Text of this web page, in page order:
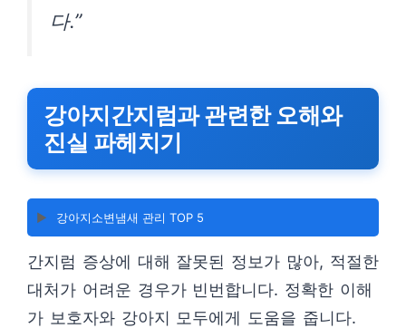
다.”
강아지간지럼과 관련한 오해와
진실 파헤치기
▶️ 강아지소변냄새 관리 TOP 5
간지럼 증상에 대해 잘못된 정보가 많아, 적절한
대처가 어려운 경우가 빈번합니다. 정확한 이해
가 보호자와 강아지 모두에게 도움을 줍니다.